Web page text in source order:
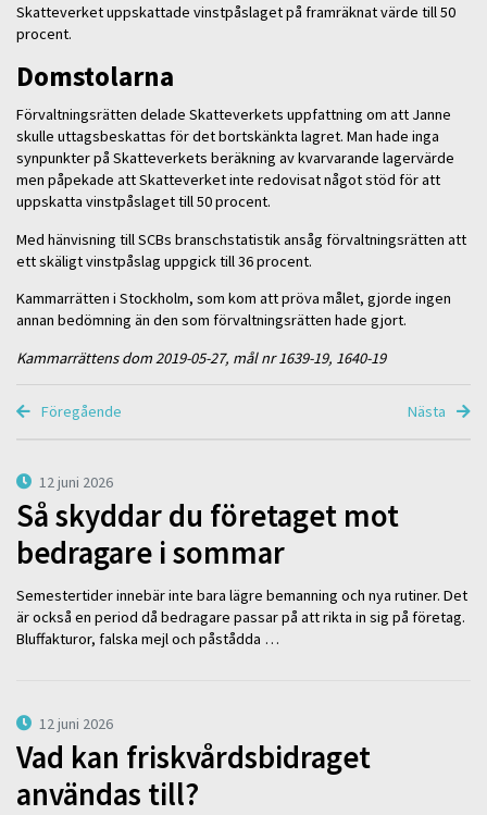
Skatteverket uppskattade vinstpåslaget på framräknat värde till 50
procent.
Domstolarna
Förvaltningsrätten delade Skatteverkets uppfattning om att Janne
skulle uttagsbeskattas för det bortskänkta lagret. Man hade inga
synpunkter på Skatteverkets beräkning av kvarvarande lagervärde
men påpekade att Skatteverket inte redovisat något stöd för att
uppskatta vinstpåslaget till 50 procent.
Med hänvisning till SCBs branschstatistik ansåg förvaltningsrätten att
ett skäligt vinstpåslag uppgick till 36 procent.
Kammarrätten i Stockholm, som kom att pröva målet, gjorde ingen
annan bedömning än den som förvaltningsrätten hade gjort.
Kammarrättens dom 2019-05-27, mål nr 1639-19, 1640-19
Föregående Nästa
12 juni 2026
Så skyddar du företaget mot
bedragare i sommar
Semestertider innebär inte bara lägre bemanning och nya rutiner. Det
är också en period då bedragare passar på att rikta in sig på företag.
Bluffakturor, falska mejl och påstådda …
12 juni 2026
Vad kan friskvårdsbidraget
användas till?